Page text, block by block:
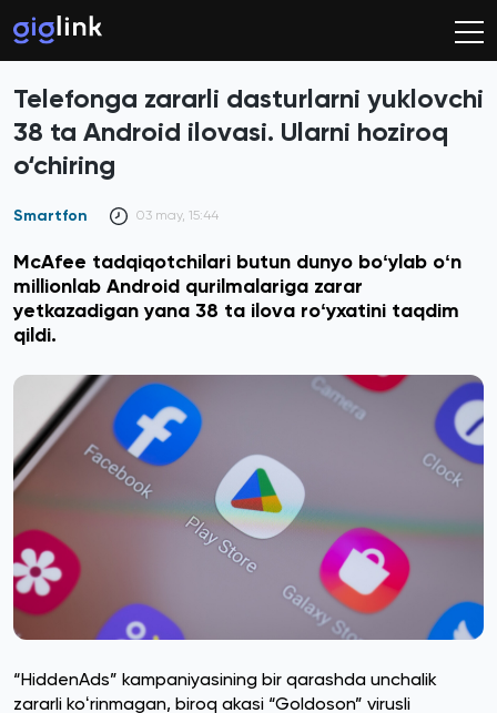
Telefonga zararli dasturlarni yuklovchi
38 ta Android ilovasi. Ularni hoziroq
o‘chiring
Smartfon 03 may, 15:44
McAfee tadqiqotchilari butun dunyo boʻylab oʻn
millionlab Android qurilmalariga zarar
yetkazadigan yana 38 ta ilova roʻyxatini taqdim
qildi.
“HiddenAds” kampaniyasining bir qarashda unchalik
zararli koʻrinmagan, biroq akasi “Goldoson” virusli